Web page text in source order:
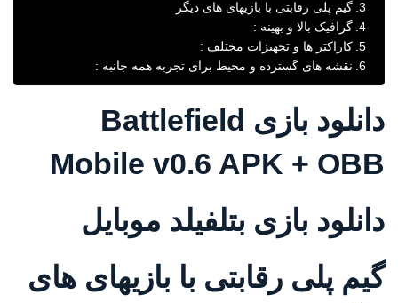
گیم پلی رقابتی با بازیهای های دیگر
گرافیک بالا و بهینه :
کاراکتر ها و تجهیزات مختلف :
نقشه های گسترده و محیط برای تجربه همه جانبه :
دانلود بازی Battlefield
Mobile v0.6 APK + OBB
دانلود بازی بتلفیلد موبایل
گیم پلی رقابتی با بازیهای های